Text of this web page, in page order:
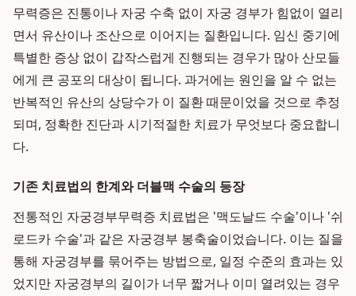
무력증은 진통이나 자궁 수축 없이 자궁 경부가 힘없이 열리
면서 유산이나 조산으로 이어지는 질환입니다. 임신 중기에
특별한 증상 없이 갑작스럽게 진행되는 경우가 많아 산모들
에게 큰 공포의 대상이 됩니다. 과거에는 원인을 알 수 없는
반복적인 유산의 상당수가 이 질환 때문이었을 것으로 추정
되며, 정확한 진단과 시기적절한 치료가 무엇보다 중요합니
다.
기존 치료법의 한계와 더블맥 수술의 등장
전통적인 자궁경부무력증 치료법은 '맥도날드 수술'이나 '쉬
로드카 수술'과 같은 자궁경부 봉축술이었습니다. 이는 질을
통해 자궁경부를 묶어주는 방법으로, 일정 수준의 효과는 있
었지만 자궁경부의 길이가 너무 짧거나 이미 열려있는 경우